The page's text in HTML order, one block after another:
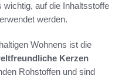
auf die Inhaltsstoffe
werden.
Wohnens ist die
Kerzen
Rohstoffen und sind